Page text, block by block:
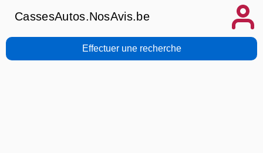
CassesAutos.NosAvis.be
Effectuer une recherche